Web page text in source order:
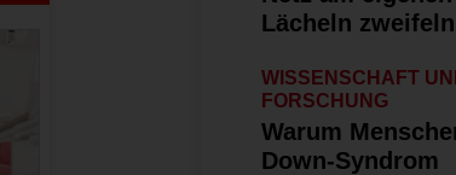
Lächeln
WISSENSCHAFT
FORSCHUNG
Warum
Down-Syndrom